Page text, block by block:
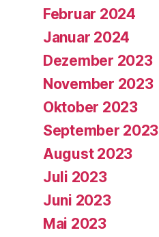
Februar 2024
Januar 2024
Dezember 2023
November 2023
Oktober 2023
September 2023
August 2023
Juli 2023
Juni 2023
Mai 2023